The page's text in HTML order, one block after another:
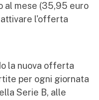
al mese (35,95 euro
l'offerta
la nuova offerta
per ogni giornata
Serie B, alle